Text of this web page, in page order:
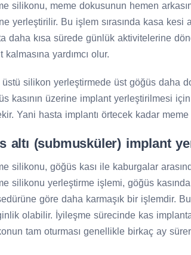
silikonu, meme dokusunun hemen
yerleştirilir. Bu işlem sırasında kasa kesi
daha kısa sürede günlük aktivitelerine
kalmasına yardımcı olur.
üstü silikon yerleştirmede üst göğüs daha
kasının üzerine implant yerleştirilmesi
Yani hasta implantı örtecek kadar meme
altı (submusküler) implant
silikonu, göğüs kası ile kaburgalar
silikonu yerleştirme işlemi, göğüs
göre daha karmaşık bir işlemdir.
olabilir. İyileşme sürecinde kas
tam oturması genellikle birkaç ay